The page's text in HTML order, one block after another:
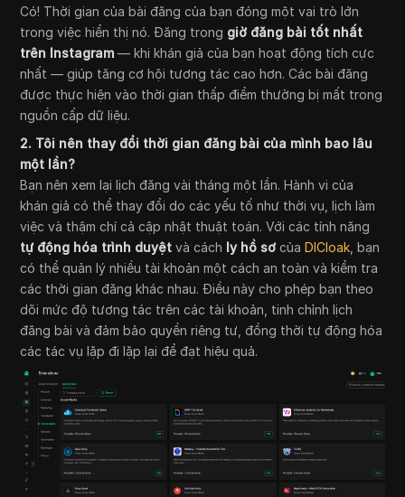
Có! Thời gian của bài đăng của bạn đóng một vai trò lớn
trong việc hiển thị nó. Đăng trong giờ đăng bài tốt nhất
trên Instagram — khi khán giả của bạn hoạt động tích cực
nhất — giúp tăng cơ hội tương tác cao hơn. Các bài đăng
được thực hiện vào thời gian thấp điểm thường bị mất trong
nguồn cấp dữ liệu.
2. Tôi nên thay đổi thời gian đăng bài của mình bao lâu
một lần?
Bạn nên xem lại lịch đăng vài tháng một lần. Hành vi của
khán giả có thể thay đổi do các yếu tố như thời vụ, lịch làm
việc và thậm chí cả cập nhật thuật toán. Với các tính năng
tự động hóa trình duyệt và cách ly hồ sơ củaDICloak , bạn
có thể quản lý nhiều tài khoản một cách an toàn và kiểm tra
các thời gian đăng khác nhau. Điều này cho phép bạn theo
dõi mức độ tương tác trên các tài khoản, tinh chỉnh lịch
đăng bài và đảm bảo quyền riêng tư, đồng thời tự động hóa
các tác vụ lặp đi lặp lại để đạt hiệu quả.